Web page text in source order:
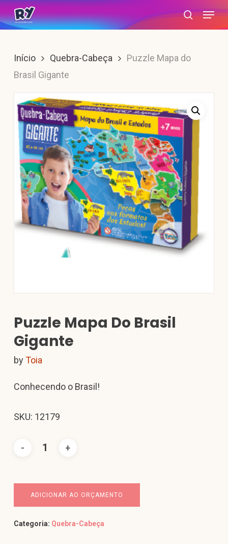
Skip
to
content
search
Menu
Início Quebra-Cabeça
Puzzle Mapa do
Brasil Gigante
Puzzle Mapa Do Brasil
Gigante
byToia
Conhecendo o Brasil!
SKU: 12179
ADICIONAR AO ORÇAMENTO
Categoria: Quebra-Cabeça